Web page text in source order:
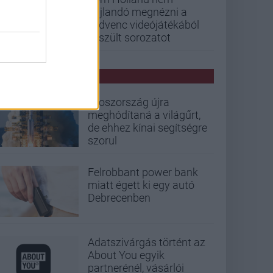
hajlandó megnézni a
kedvenc videójátékából
készült sorozatot
Oroszország újra
meghódítaná a világűrt,
de ehhez kínai segítségre
szorul
Felrobbant power bank
miatt égett ki egy autó
Debrecenben
Adatszivárgás történt az
About You egyik
partnerénél, vásárlói